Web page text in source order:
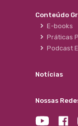
Conteúdo
E-books
Práticas
Podcast
Notícias
Nossas